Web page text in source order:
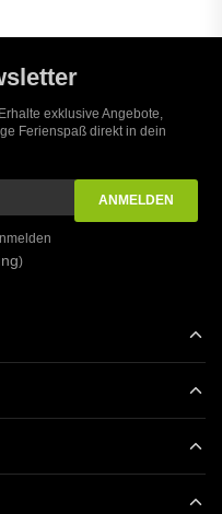
exklusive Angebote,
Ferienspaß direkt in dein
)